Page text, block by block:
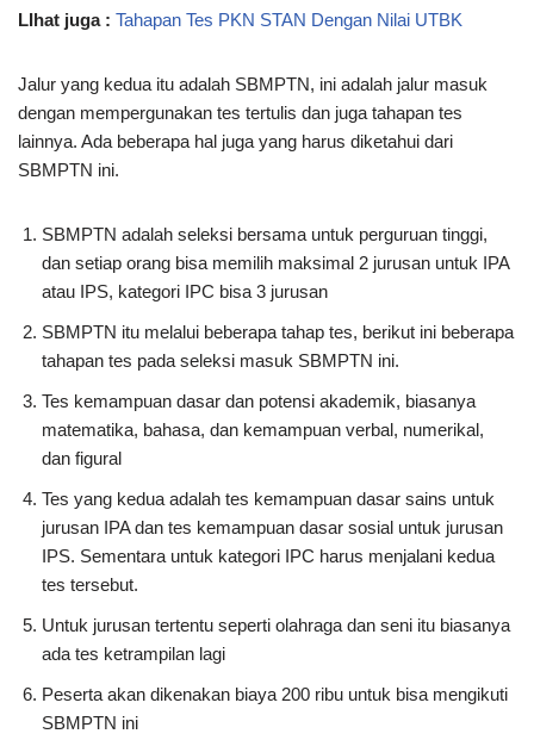
LIhat juga : Tahapan Tes PKN STAN Dengan Nilai UTBK
Jalur yang kedua itu adalah SBMPTN, ini adalah jalur masuk
dengan mempergunakan tes tertulis dan juga tahapan tes
lainnya. Ada beberapa hal juga yang harus diketahui dari
SBMPTN ini.
SBMPTN adalah seleksi bersama untuk perguruan tinggi,
dan setiap orang bisa memilih maksimal 2 jurusan untuk IPA
atau IPS, kategori IPC bisa 3 jurusan
SBMPTN itu melalui beberapa tahap tes, berikut ini beberapa
tahapan tes pada seleksi masuk SBMPTN ini.
Tes kemampuan dasar dan potensi akademik, biasanya
matematika, bahasa, dan kemampuan verbal, numerikal,
dan figural
Tes yang kedua adalah tes kemampuan dasar sains untuk
jurusan IPA dan tes kemampuan dasar sosial untuk jurusan
IPS. Sementara untuk kategori IPC harus menjalani kedua
tes tersebut.
Untuk jurusan tertentu seperti olahraga dan seni itu biasanya
ada tes ketrampilan lagi
Peserta akan dikenakan biaya 200 ribu untuk bisa mengikuti
SBMPTN ini